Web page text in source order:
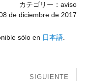
カテゴリー：aviso
de diciembre de 2017
sólo en 日本語
SIGUIENTE